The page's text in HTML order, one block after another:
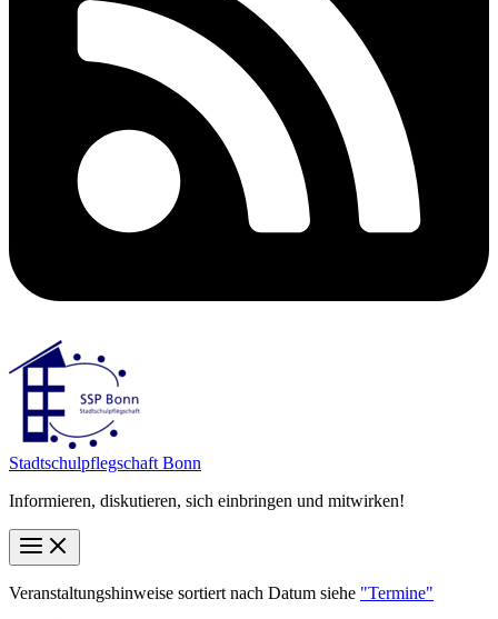
Stadt­schul­pfleg­schaft Bonn
Informieren, diskutieren, sich einbringen und mitwirken!
Veranstaltungshinweise sortiert nach Datum siehe "Termine"